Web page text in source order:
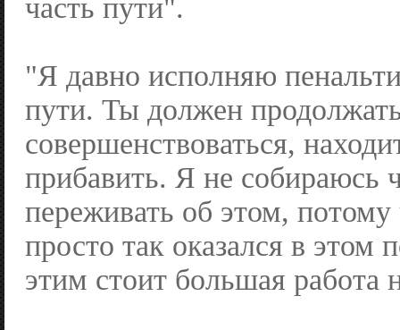
часть пути".
"Я давно исполняю
пути. Ты должен
совершенствоваться,
прибавить. Я не собираюсь
переживать об этом,
просто так оказался в этом
этим стоит большая работа